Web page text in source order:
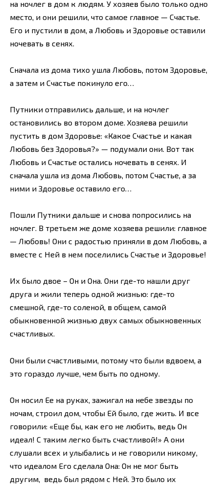
на ночлег в дом к людям. У хозяев было только одно
место, и они решили, что самое главное — Счастье.
Его и пустили в дом, а Любовь и Здоровье оставили
ночевать в сенях.
Сначала из дома тихо ушла Любовь, потом Здоровье,
а затем и Счастье покинуло его…
Путники отправились дальше, и на ночлег
остановились во втором доме. Хозяева решили
пустить в дом Здоровье: «Какое Счастье и какая
Любовь без Здоровья?» — подумали они. Вот так
Любовь и Счастье остались ночевать в сенях. И
сначала ушла из дома Любовь, потом Счастье, а за
ними и Здоровье оставило его…
Пошли Путники дальше и снова попросились на
ночлег. В третьем же доме хозяева решили: главное
— Любовь! Они с радостью приняли в дом Любовь, а
вместе с Ней в нем поселились Счастье и Здоровье!
Их было двое – Он и Она. Они где-то нашли друг
друга и жили теперь одной жизнью: где-то
смешной, где-то соленой, в общем, самой
обыкновенной жизнью двух самых обыкновенных
счастливых.
Они были счастливыми, потому что были вдвоем, а
это гораздо лучше, чем быть по одному.
Он носил Ее на руках, зажигал на небе звезды по
ночам, строил дом, чтобы Ей было, где жить. И все
говорили: «Еще бы, как его не любить, ведь Он
идеал! С таким легко быть счастливой!» А они
слушали всех и улыбались и не говорили никому,
что идеалом Его сделала Она: Он не мог быть
другим, ведь был рядом с Ней. Это было их